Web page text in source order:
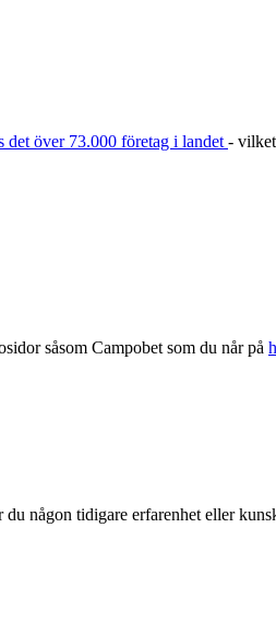
det över 73.000 företag i landet-
såsom Campobet som du når på
någon tidigare erfarenhet eller